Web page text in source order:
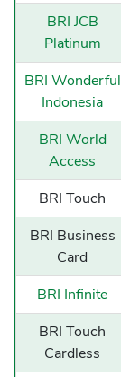
BRI JCB
Platinum
BRI Wonderful
Indonesia
BRI World
Access
BRI Touch
BRI Business
Card
BRI Infinite
BRI Touch
Cardless